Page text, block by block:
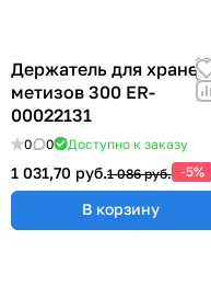
Держатель для
метизов 300 ER-
00022131
0 0 Доступно к заказу
1 031,70 руб.1 086 руб. -5%
В корзину